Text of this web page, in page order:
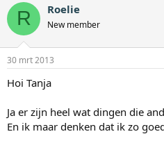
R Roelie
New member
30 mrt 2013
Hoi Tanja
Ja er zijn heel wat dingen die
En ik maar denken dat ik zo